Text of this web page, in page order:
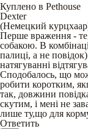
Куплено в Pethouse
Dexter
(Немецкий курцхаар
Перше враження -
собакою. В
палиці, а не
натягуванні
Сподобалось, що
робити коротким,
так, довжини
скутим, і мені не
лише ту,що для
Ответить